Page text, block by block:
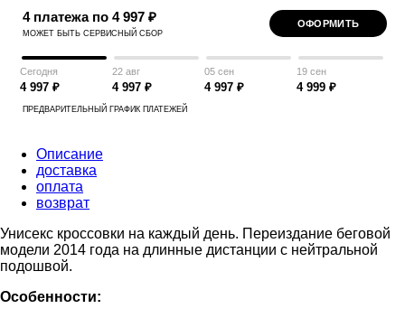
4 платежа по 4 997 ₽
МОЖЕТ БЫТЬ СЕРВИСНЫЙ СБОР
ОФОРМИТЬ
Сегодня
4 997 ₽
22 авг
4 997 ₽
05 сен
4 997 ₽
19 сен
4 999 ₽
ПРЕДВАРИТЕЛЬНЫЙ ГРАФИК ПЛАТЕЖЕЙ
Описание
доставка
оплата
возврат
Унисекс кроссовки на каждый день. Переиздание беговой
модели 2014 года на длинные дистанции с нейтральной
подошвой.
Особенности: